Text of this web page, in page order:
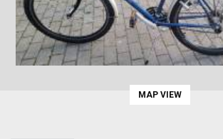
MAP VIEW